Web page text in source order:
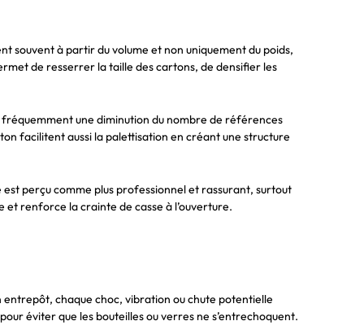
souvent à partir du volume et non uniquement du poids,
de resserrer la taille des cartons, de densifier les
une diminution du nombre de références
facilitent aussi la palettisation en créant une structure
perçu comme plus professionnel et rassurant, surtout
renforce la crainte de casse à l’ouverture.
chaque choc, vibration ou chute potentielle
éviter que les bouteilles ou verres ne s’entrechoquent.